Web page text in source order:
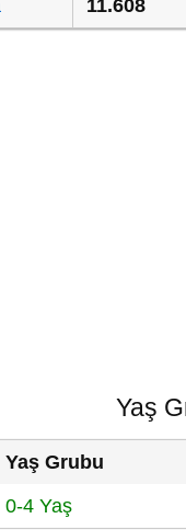
11.608
Yaş
Yaş Grubu
0-4 Yaş